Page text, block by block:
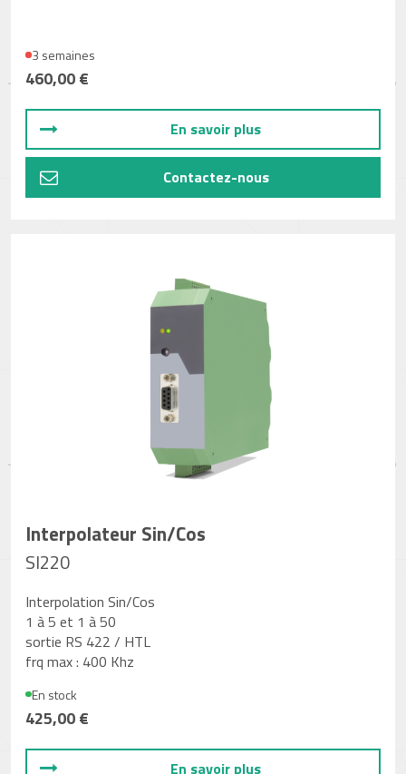
3 semaines
460,00 €
En savoir plus
Contactez-nous
Interpolateur Sin/Cos
SI220
Interpolation Sin/Cos
1 à 5 et 1 à 50
sortie RS 422 / HTL
frq max : 400 Khz
En stock
425,00 €
En savoir plus